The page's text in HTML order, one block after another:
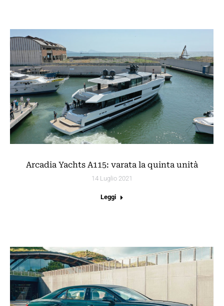
Arcadia Yachts A115: varata la quinta unità
14 Luglio 2021
Leggi